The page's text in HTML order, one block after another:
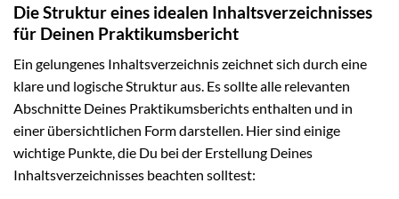
Die Struktur eines idealen Inhaltsverzeichnisses
für Deinen Praktikumsbericht
Ein gelungenes Inhaltsverzeichnis zeichnet sich durch eine
klare und logische Struktur aus. Es sollte alle relevanten
Abschnitte Deines Praktikumsberichts enthalten und in
einer übersichtlichen Form darstellen. Hier sind einige
wichtige Punkte, die Du bei der Erstellung Deines
Inhaltsverzeichnisses beachten solltest: